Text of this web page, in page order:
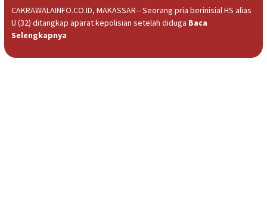
CAKRAWALAINFO.CO.ID, MAKASSAR-- Seorang pria berinisial HS alias
U (32) ditangkap aparat kepolisian setelah diduga Baca
Selengkapnya